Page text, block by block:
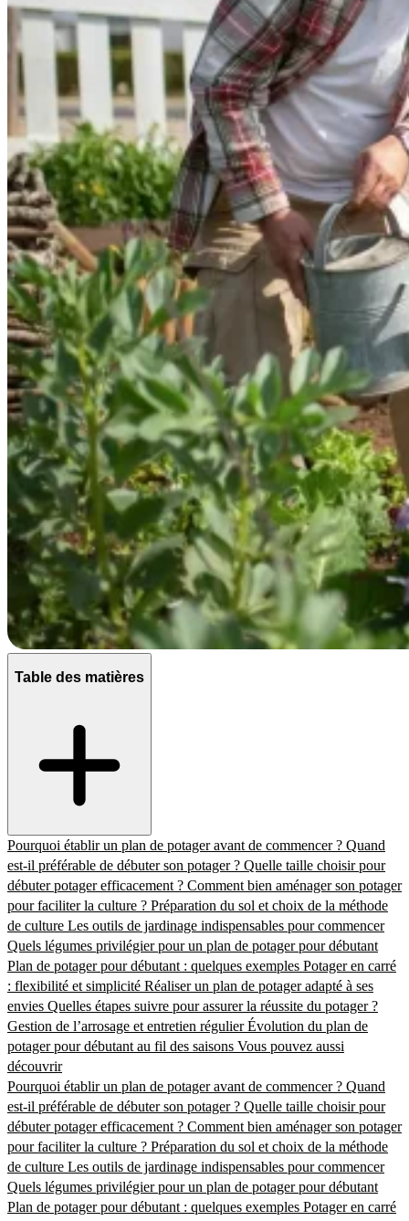
Table des matières
Pourquoi établir un plan de potager avant de commencer ? Quand
est-il préférable de débuter son potager ? Quelle taille choisir pour
débuter potager efficacement ? Comment bien aménager son potager
pour faciliter la culture ? Préparation du sol et choix de la méthode
de culture Les outils de jardinage indispensables pour commencer
Quels légumes privilégier pour un plan de potager pour débutant
Plan de potager pour débutant : quelques exemples Potager en carré
: flexibilité et simplicité Réaliser un plan de potager adapté à ses
envies Quelles étapes suivre pour assurer la réussite du potager ?
Gestion de l’arrosage et entretien régulierÉvolution du plan de
potager pour débutant au fil des saisons Vous pouvez aussi
découvrir
Pourquoi établir un plan de potager avant de commencer ? Quand
est-il préférable de débuter son potager ? Quelle taille choisir pour
débuter potager efficacement ? Comment bien aménager son potager
pour faciliter la culture ? Préparation du sol et choix de la méthode
de culture Les outils de jardinage indispensables pour commencer
Quels légumes privilégier pour un plan de potager pour débutant
Plan de potager pour débutant : quelques exemples Potager en carré